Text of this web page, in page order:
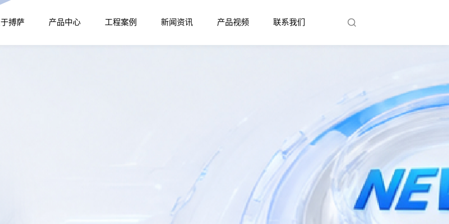
搏萨 产品中心 工程案例 新闻资讯 产品视频 联系我们